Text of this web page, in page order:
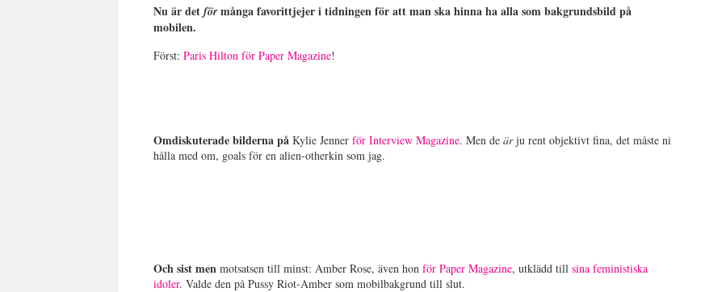
Nu är detförmånga favorittjejer i tidningen för att man ska hinna ha alla som bakgrundsbild på
mobilen.
Först:Paris Hilton för Paper Magazine!
Omdiskuterade bilderna på Kylie Jennerför Interview Magazine. Men deärju rent objektivt fina, det måste ni
hålla med om, goals för en alien-otherkin som jag.
Och sist men motsatsen till minst: Amber Rose, även honför Paper Magazine, utklädd tillsina feministiska
idoler. Valde den på Pussy Riot-Amber som mobilbakgrund till slut.